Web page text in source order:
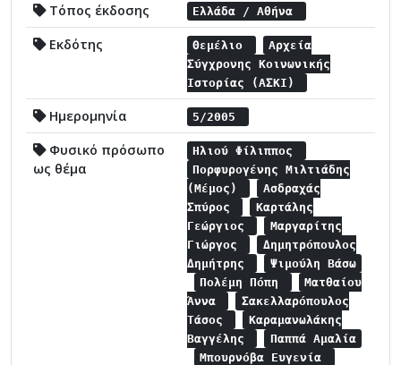
Τόπος έκδοσης Ελλάδα / Αθήνα
Εκδότης Θεμέλιο
Αρχεία
Σύγχρονης Κοινωνικής
Ιστορίας (ΑΣΚΙ)
Ημερομηνία 5/2005
Φυσικό πρόσωπο
ως θέμα
Ηλιού Φίλιππος
Πορφυρογένης Μιλτιάδης
(Μέμος)
Ασδραχάς
Σπύρος
Καρτάλης
Γεώργιος
Μαργαρίτης
Γιώργος
Δημητρόπουλος
Δημήτρης
Ψιμούλη Βάσω
Πολέμη Πόπη
Ματθαίου
Άννα
Σακελλαρόπουλος
Τάσος
Καραμανωλάκης
Βαγγέλης
Παππά Αμαλία
Μπουρνόβα Ευγενία